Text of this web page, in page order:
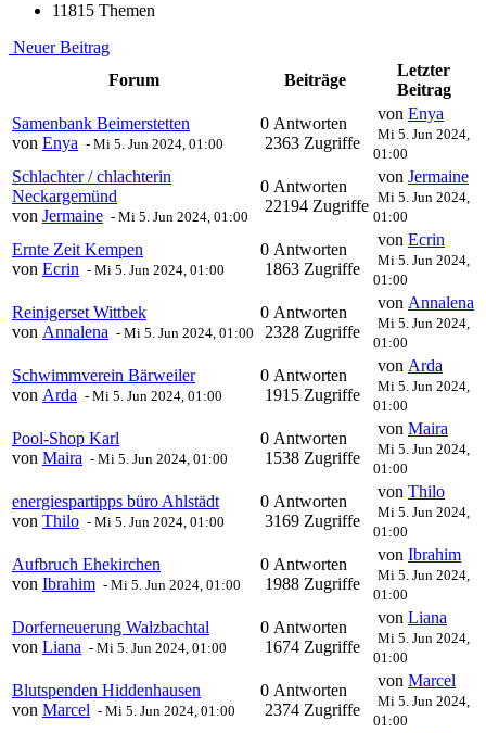
11815 Themen
Neuer Beitrag
Forum
Beiträge
Letzter
Beitrag
Samenbank Beimerstetten
von Enya - Mi 5. Jun 2024, 01:00
0 Antworten
2363 Zugriffe
von Enya
Mi 5. Jun 2024,
01:00
Schlachter / chlachterin
Neckargemünd
von Jermaine - Mi 5. Jun 2024, 01:00
0 Antworten
22194 Zugriffe
von Jermaine
Mi 5. Jun 2024,
01:00
Ernte Zeit Kempen
von Ecrin - Mi 5. Jun 2024, 01:00
0 Antworten
1863 Zugriffe
von Ecrin
Mi 5. Jun 2024,
01:00
Reinigerset Wittbek
von Annalena - Mi 5. Jun 2024, 01:00
0 Antworten
2328 Zugriffe
von Annalena
Mi 5. Jun 2024,
01:00
Schwimmverein Bärweiler
von Arda - Mi 5. Jun 2024, 01:00
0 Antworten
1915 Zugriffe
von Arda
Mi 5. Jun 2024,
01:00
Pool-Shop Karl
von Maira - Mi 5. Jun 2024, 01:00
0 Antworten
1538 Zugriffe
von Maira
Mi 5. Jun 2024,
01:00
energiespartipps büro Ahlstädt
von Thilo - Mi 5. Jun 2024, 01:00
0 Antworten
3169 Zugriffe
von Thilo
Mi 5. Jun 2024,
01:00
Aufbruch Ehekirchen
von Ibrahim - Mi 5. Jun 2024, 01:00
0 Antworten
1988 Zugriffe
von Ibrahim
Mi 5. Jun 2024,
01:00
Dorferneuerung Walzbachtal
von Liana - Mi 5. Jun 2024, 01:00
0 Antworten
1674 Zugriffe
von Liana
Mi 5. Jun 2024,
01:00
Blutspenden Hiddenhausen
von Marcel - Mi 5. Jun 2024, 01:00
0 Antworten
2374 Zugriffe
von Marcel
Mi 5. Jun 2024,
01:00